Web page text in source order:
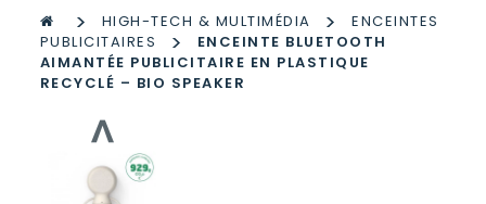
> HIGH-TECH & MULTIMÉDIA >
ENCEINTES
PUBLICITAIRES
>
ENCEINTE BLUETOOTH
AIMANTÉE PUBLICITAIRE EN PLASTIQUE
RECYCLÉ – BIO SPEAKER